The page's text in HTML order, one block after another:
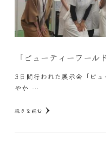
「ビューティーワール
3日間行われた展示会「ビ
やか …
続きを読む